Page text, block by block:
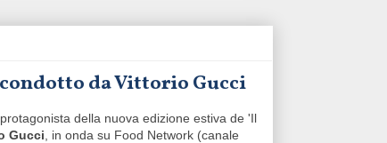
da Vittorio Gucci
della nuova edizione estiva de 'Il
Gucci, in onda su Food Network (canale